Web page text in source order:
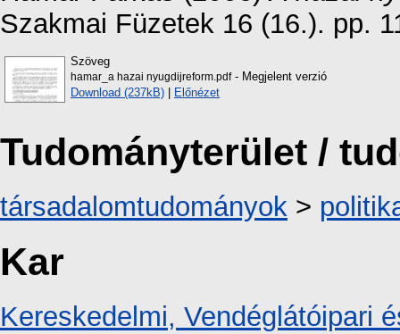
Szakmai Füzetek 16 (16.). pp.
Szöveg
hamar_a hazai nyugdijreform.pdf- Megjelent verzió
Download (237kB) | Előnézet
Tudományterület /
társadalomtudományok >
Kar
Kereskedelmi, Vendéglátóipari